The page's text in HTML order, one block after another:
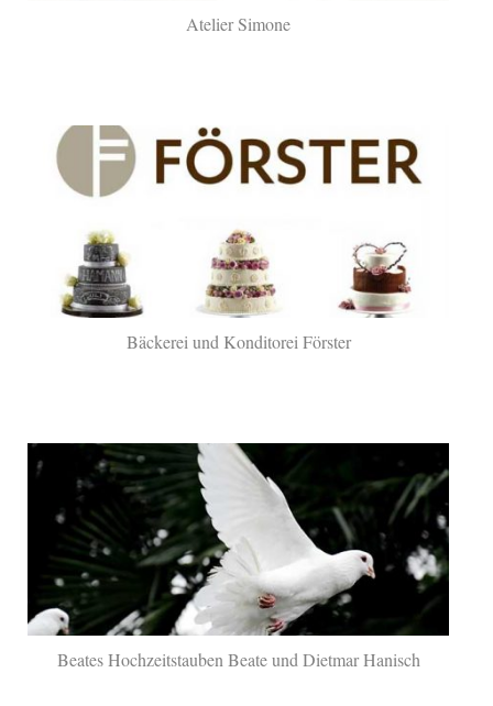
Atelier Simone
Bäckerei und Konditorei Förster
Beates Hochzeitstauben Beate und Dietmar Hanisch